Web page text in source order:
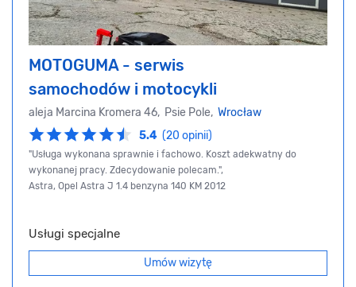
MOTOGUMA - serwis
samochodów i motocykli
aleja Marcina Kromera 46, Psie Pole, Wrocław
5.4 (20 opinii)
"Usługa wykonana sprawnie i fachowo. Koszt adekwatny do
wykonanej pracy. Zdecydowanie polecam.",
Astra, Opel Astra J 1.4 benzyna 140 KM 2012
Usługi specjalne
Umów wizytę